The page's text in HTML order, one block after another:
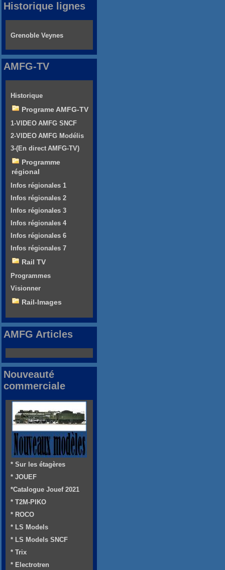
Historique lignes
Grenoble Veynes
AMFG-TV
Historique
Programe AMFG-TV
1-VIDEO AMFG SNCF
2-VIDEO AMFG Modélis
3-(En direct AMFG-TV)
Programme
régional
Infos régionales 1
Infos régionales 2
Infos régionales 3
Infos régionales 4
Infos régionales 6
Infos régionales 7
Rail TV
Programmes
Visionner
Rail-Images
AMFG Articles
Nouveauté
commerciale
* Sur les étagères
* JOUEF
*Catalogue Jouef 2021
* T2M-PIKO
* ROCO
* LS Models
* LS Models SNCF
* Trix
* Electrotren